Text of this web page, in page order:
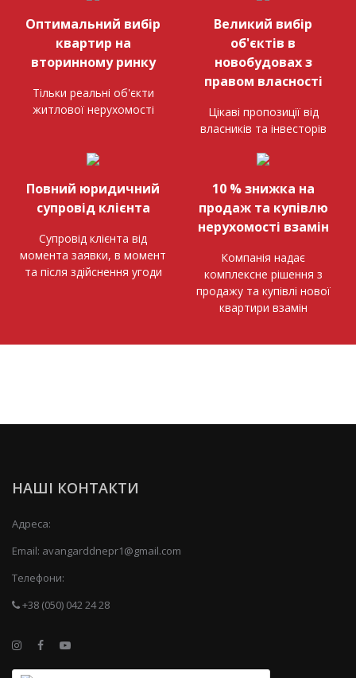
Оптимальний вибір
квартир на
вторинному ринку
Тільки реальні об'єкти
житлової нерухомості
Великий вибір
об'єктів в
новобудовах з
правом власності
Цікаві пропозиції від
власників та інвесторів
Повний юридичний
супровід клієнта
Супровід клієнта від
момента заявки, в момент
та після здійснення угоди
10 % знижка на
продаж та купівлю
нерухомості взамін
Компанія надає
комплексне рішення з
продажу та купівлі нової
квартири взамін
НАШІ КОНТАКТИ
Адреса:
Email: avangarddnepr1@gmail.com
Телефони:
+38 (050) 042 24 28